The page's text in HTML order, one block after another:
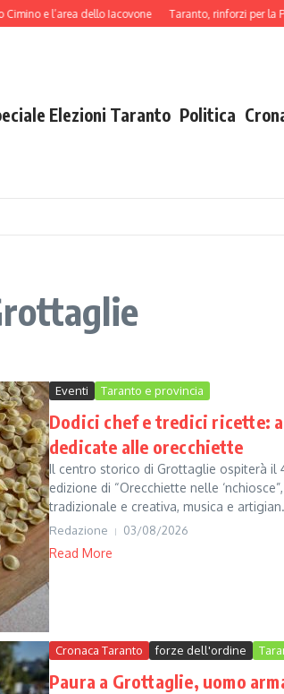
l’area dello Iacovone Taranto, rinforzi per la Polizia
Elezioni Taranto Politica
Eventi Taranto e provincia
Dodici chef e tredici ricette:
dedicate alle orecchiette
Il centro storico di Grottaglie ospiterà il
edizione di “Orecchiette nelle
tradizionale e creativa, musica e
Redazione 03/08/2026
Read More
Cronaca Taranto forze dell'ordine
Paura a Grottaglie, uomo